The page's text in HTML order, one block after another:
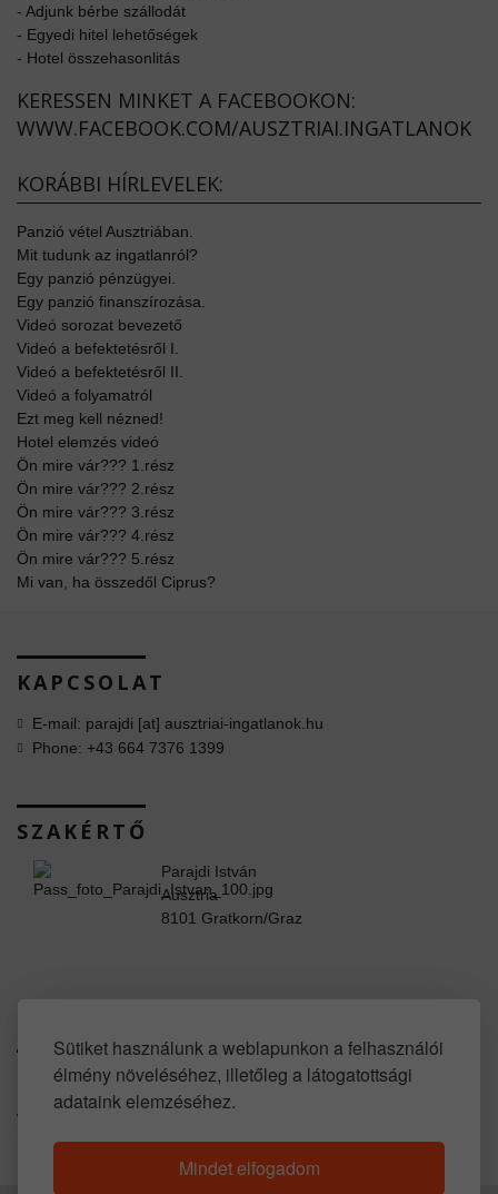
Sütiket használunk a weblapunkon a felhasználói
élmény növeléséhez, illetőleg a látogatottsági
adataink elemzéséhez.
Mindet elfogadom
- Adjunk bérbe szállodát
- Egyedi hitel lehetőségek
- Hotel összehasonlitás
KERESSEN MINKET A FACEBOOKON:
WWW.FACEBOOK.COM/AUSZTRIAI.INGATLANOK
KORÁBBI HÍRLEVELEK:
Panzió vétel Ausztriában.
Mit tudunk az ingatlanról?
Egy panzió pénzügyei.
Egy panzió finanszírozása.
Videó sorozat bevezető
Videó a befektetésről I.
Videó a befektetésről II.
Videó a folyamatról
Ezt meg kell nézned!
Hotel elemzés videó
Ön mire vár??? 1.rész
Ön mire vár??? 2.rész
Ön mire vár??? 3.rész
Ön mire vár??? 4.rész
Ön mire vár??? 5.rész
Mi van, ha összedől Ciprus?
KAPCSOLAT
E-mail: parajdi [at] ausztriai-ingatlanok.hu
Phone: +43 664 7376 1399
SZAKÉRTŐ
Parajdi István
Ausztria
8101 Gratkorn/Graz
SOCIAL LINKS
www.youtube.com/user/propertyinaustria
https://www.huis-kopen-oostenrijk.com